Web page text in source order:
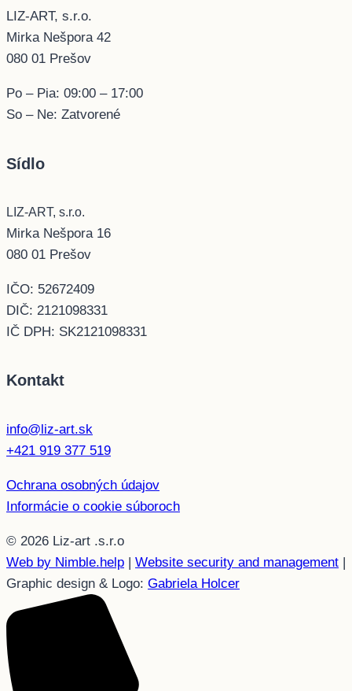
LIZ-ART, s.r.o.
Mirka Nešpora 42
080 01 Prešov
Po – Pia: 09:00 – 17:00
So – Ne: Zatvorené
Sídlo
LIZ-ART, s.r.o.
Mirka Nešpora 16
080 01 Prešov
IČO: 52672409
DIČ: 2121098331
IČ DPH: SK2121098331
Kontakt
info@liz-art.sk
+421 919 377 519
Ochrana osobných údajov
Informácie o cookie súboroch
© 2026 Liz-art .s.r.o
Web by Nimble.help | Website security and management |
Graphic design & Logo: Gabriela Holcer